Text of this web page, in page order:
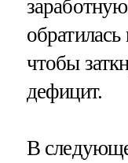
чтобы
дефицит.
В